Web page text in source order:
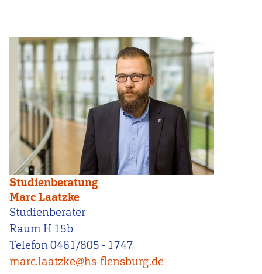
Studienberatung
Marc Laatzke
Studienberater
Raum H 15b
Telefon 0461/805 - 1747
marc.laatzke@hs-flensburg.de